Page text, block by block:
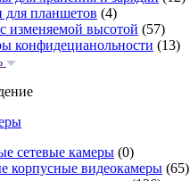
для планшетов (4)
изменяемой высотой (57)
конфидецианольности (13)
сетевые камеры (0)
корпусные видеокамеры (65)